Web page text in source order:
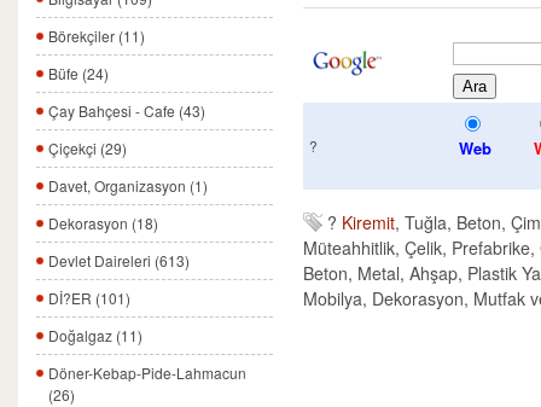
Börekçiler (11)
Büfe (24)
Çay Bahçesi - Cafe (43)
Çiçekçi (29)
Davet, Organizasyon (1)
Dekorasyon (18)
Devlet Daireleri (613)
Dİ?ER (101)
Doğalgaz (11)
Döner-Kebap-Pide-Lahmacun
(26)
? Web
? Kiremit, Tuğla, Beton,
Müteahhitlik, Çelik, Prefabrike,
Beton, Metal, Ahşap, Plastik
Mobilya, Dekorasyon, Mutfak